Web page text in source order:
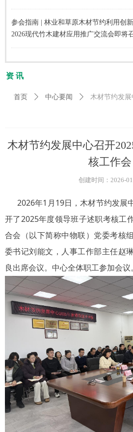
木材节约发展中心召开
核工作会
2026年1月19日，木材节约发展
开了2025年度领导班子述职考核工
合会（以下简称中物联）党委考核
委书记刘能文，人事工作部主任赵
良出席会议。中心全体职工参加会议。
参会指南 | 林业和草原木材节约利用创
2026现代竹木建材应用推广交流会即将
资 讯
首页 ꄲ 中心要闻 ꄲ 木材节约发展
创建时间： 2026-